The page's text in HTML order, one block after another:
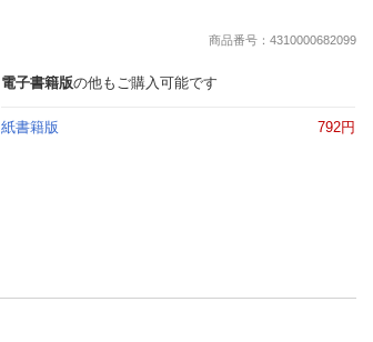
商品番号：4310000682099
電子書籍版の他もご購入可能です
紙書籍版 792円